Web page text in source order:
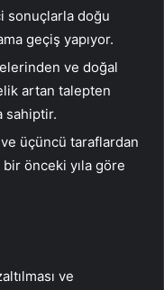
sonuçlarla doğu
geçiş yapıyor.
ve doğal
artan talepten
sahiptir.
üçüncü taraflardan
önceki yıla göre
ve